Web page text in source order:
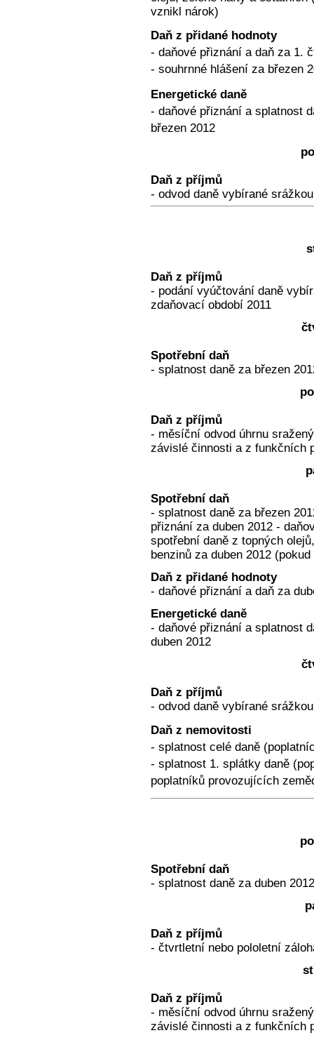
vznikl nárok)
Daň z přidané hodnoty
- daňové přiznání a daň za 1.
- souhrnné hlášení za březen
Energetické daně
- daňové přiznání a splatnost
březen 2012
Daň z příjmů
- odvod daně vybírané
Daň z příjmů
- podání vyúčtování daně
zdaňovací období 2011
Spotřební daň
- splatnost daně za březen
Daň z příjmů
- měsíční odvod úhrnu
závislé činnosti a z funkčních
Spotřební daň
- splatnost daně za březen
přiznání za duben 2012 -
spotřební daně z topných
benzinů za duben 2012
Daň z přidané hodnoty
- daňové přiznání a daň za
Energetické daně
- daňové přiznání a splatnost
duben 2012
Daň z příjmů
- odvod daně vybírané
Daň z nemovitosti
- splatnost celé daně
- splatnost 1. splátky daně
poplatníků provozujících
Spotřební daň
- splatnost daně za duben
Daň z příjmů
- čtvrtletní nebo pololetní
Daň z příjmů
- měsíční odvod úhrnu
závislé činnosti a z funkčních